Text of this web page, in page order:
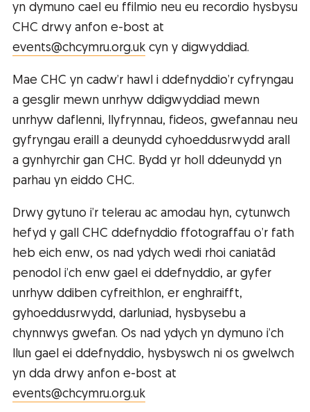
yn dymuno cael eu ffilmio neu eu recordio hysbysu
CHC drwy anfon e-bost at
events@chcymru.org.uk cyn y digwyddiad.
Mae CHC yn cadw’r hawl i ddefnyddio’r cyfryngau
a gesglir mewn unrhyw ddigwyddiad mewn
unrhyw daflenni, llyfrynnau, fideos, gwefannau neu
gyfryngau eraill a deunydd cyhoeddusrwydd arall
a gynhyrchir gan CHC. Bydd yr holl ddeunydd yn
parhau yn eiddo CHC.
Drwy gytuno i’r telerau ac amodau hyn, cytunwch
hefyd y gall CHC ddefnyddio ffotograffau o’r fath
heb eich enw, os nad ydych wedi rhoi caniatâd
penodol i’ch enw gael ei ddefnyddio, ar gyfer
unrhyw ddiben cyfreithlon, er enghraifft,
gyhoeddusrwydd, darluniad, hysbysebu a
chynnwys gwefan. Os nad ydych yn dymuno i’ch
llun gael ei ddefnyddio, hysbyswch ni os gwelwch
yn dda drwy anfon e-bost at
events@chcymru.org.uk